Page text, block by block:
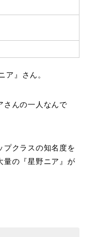
ア』さん。
さんの一人なんで
プクラスの知名度を
量の『星野ニア』が